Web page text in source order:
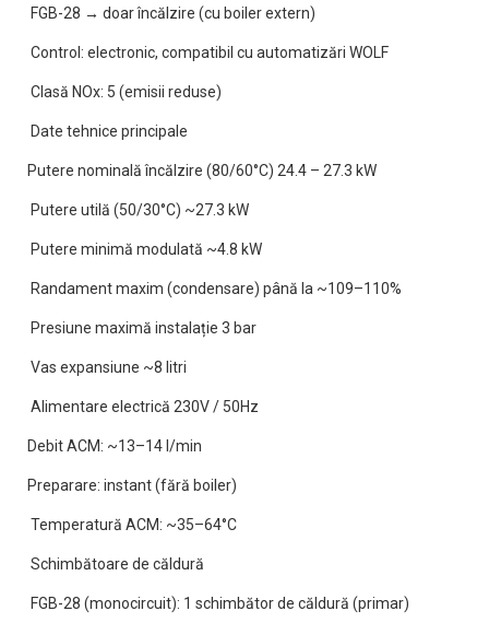
FGB-28 → doar încălzire (cu boiler extern)
Control: electronic, compatibil cu automatizări WOLF
Clasă NOx: 5 (emisii reduse)
Date tehnice principale
Putere nominală încălzire (80/60°C) 24.4 – 27.3 kW
Putere utilă (50/30°C) ~27.3 kW
Putere minimă modulată ~4.8 kW
Randament maxim (condensare) până la ~109–110%
Presiune maximă instalație 3 bar
Vas expansiune ~8 litri
Alimentare electrică 230V / 50Hz
Debit ACM: ~13–14 l/min
Preparare: instant (fără boiler)
Temperatură ACM: ~35–64°C
Schimbătoare de căldură
FGB-28 (monocircuit): 1 schimbător de căldură (primar)